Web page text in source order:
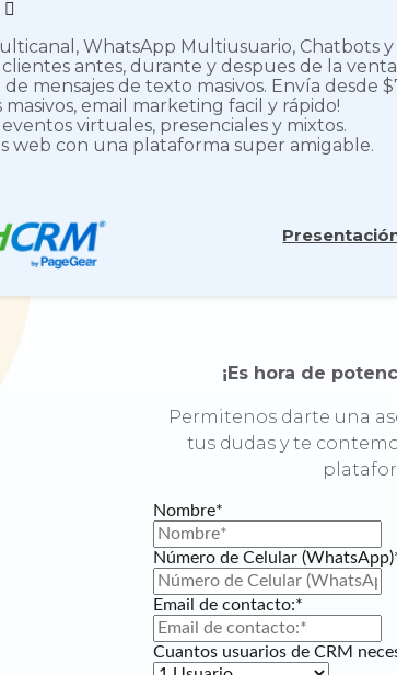
WhatsApp Multiusuario, Chatbots y
antes, durante y despues de la
mensajes de texto masivos. Envía desde
email marketing facil y rápido!
virtuales, presenciales y mixtos.
web con una plataforma super amigable.
¡Es hora de
Permitenos darte una
tus dudas y te
Nombre*
Número de Celular
Email de contacto:*
Cuantos usuarios de CRM